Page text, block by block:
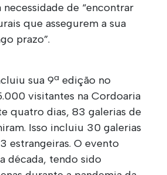
de “encontrar
que assegurem a sua
prazo”.
sua 9ª edição no
visitantes na Cordoaria
quatro dias, 83 galerias de
Isso incluiu 30 galerias
estrangeiras. O evento
década, tendo sido